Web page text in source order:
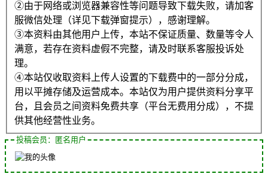
②由于网络或浏览器兼容性等问题导致下载失败，请加客
服微信处理（详见下载弹窗提示），感谢理解。
③本资料由其他用户上传，本站不保证质量、数量等令人
满意，若存在资料虚假不完整，请及时联系客服投诉处
理。
④本站仅收取资料上传人设置的下载费中的一部分分成，
用以平摊存储及运营成本。本站仅为用户提供资料分享平
台，且会员之间资料免费共享（平台无费用分成），不提
供其他经营性业务。
投稿会员：匿名用户